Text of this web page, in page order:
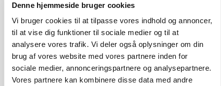
Denne hjemmeside bruger cookies
Vi bruger cookies til at tilpasse vores indhold og annoncer,
til at vise dig funktioner til sociale medier og til at
analysere vores trafik. Vi deler også oplysninger om din
brug af vores website med vores partnere inden for
sociale medier, annonceringspartnere og analysepartnere.
Vores partnere kan kombinere disse data med andre
Forserie til selvkørende skårlægger afprøves i år
Annonce
ARRANGEMENT
Markvandring sætter fokus på elefantgræs